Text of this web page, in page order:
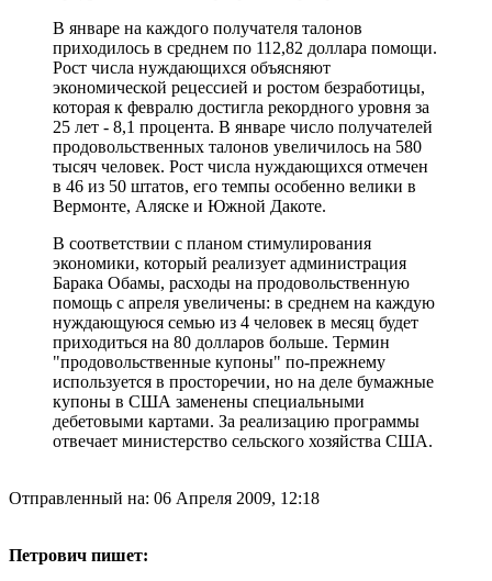
В январе на каждого получателя талонов
приходилось в среднем по 112,82 доллара помощи.
Рост числа нуждающихся объясняют
экономической рецессией и ростом безработицы,
которая к февралю достигла рекордного уровня за
25 лет - 8,1 процента. В январе число получателей
продовольственных талонов увеличилось на 580
тысяч человек. Рост числа нуждающихся отмечен
в 46 из 50 штатов, его темпы особенно велики в
Вермонте, Аляске и Южной Дакоте.
В соответствии с планом стимулирования
экономики, который реализует администрация
Барака Обамы, расходы на продовольственную
помощь с апреля увеличены: в среднем на каждую
нуждающуюся семью из 4 человек в месяц будет
приходиться на 80 долларов больше. Термин
"продовольственные купоны" по-прежнему
используется в просторечии, но на деле бумажные
купоны в США заменены специальными
дебетовыми картами. За реализацию программы
отвечает министерство сельского хозяйства США.
Отправленный на: 06 Апреля 2009, 12:18
Петрович пишет: